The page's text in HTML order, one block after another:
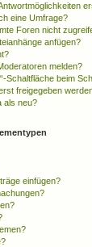
eine Umfrage?
Foren nicht
anfügen?
melden?
Schaltfläche beim
freigegeben
als neu?
einfügen?